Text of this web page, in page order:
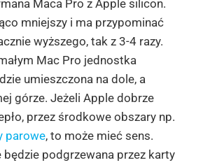
Maca Pro z Apple silicon.
mniejszy i ma przypominać
wyższego, tak z 3-4 razy.
Mac Pro jednostka
umieszczona na dole, a
górze. Jeżeli Apple dobrze
przez środkowe obszary np.
parowe, to może mieć sens.
będzie podgrzewana przez karty